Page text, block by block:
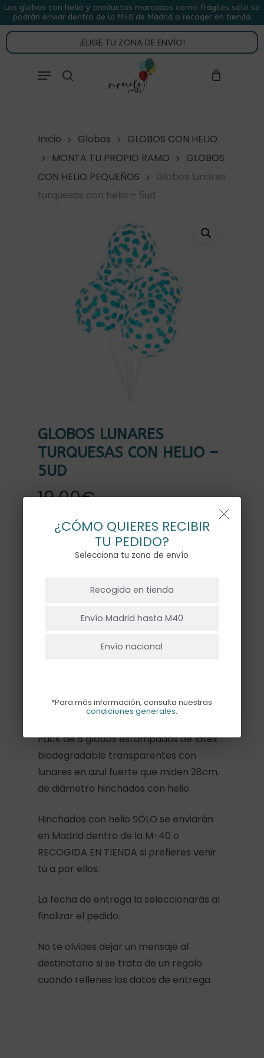
Skip
to
main
content
Los globos con helio y productos marcados como frágiles sólo se
podrán enviar dentro de la M40 de Madrid o recoger en tienda.
¡ELIGE TU ZONA DE ENVÍO!
Menu
CARRITO CLOSE
CART
Inicio Globos
GLOBOS CON HELIO
MONTA TU PROPIO RAMO
GLOBOS
CON HELIO PEQUEÑOS
Globos lunares
turquesas con helio – 5ud
GLOBOS LUNARES
TURQUESAS CON HELIO –
5UD
19,00€
Hay existencias
Añadir Al Carrito
Información adicional
Pack de 5 globos estampados de látex
biodegradable transparentes con
lunares en azul fuerte que miden 28cm.
de diámetro hinchados con helio.
Hinchados con helio SÓLO se enviarán
en Madrid dentro de la M-40 o
RECOGIDA EN TIENDA si prefieres venir
tú a por ellos.
La fecha de entrega la seleccionarás al
finalizar el pedido.
No te olvides dejar un mensaje al
destinatario si se trata de un regalo
cuando rellenes los datos de entrega.
Menu
¿CÓMO QUIERES RECIBIR
TU PEDIDO?
Selecciona tu zona de envío
Recogida en tienda
Envío Madrid hasta M40
Envío nacional
*Para más información, consulta nuestras
condiciones generales.